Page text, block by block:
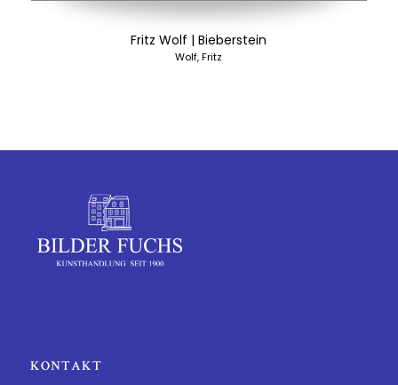
Fritz Wolf | Bieberstein
Wolf, Fritz
KONTAKT